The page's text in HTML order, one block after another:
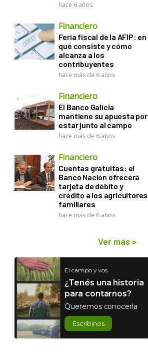
hace 6 años
Financiero
Feria fiscal de la AFIP: en
qué consiste y cómo
alcanza a los
contribuyentes
hace más de 6 años
Financiero
El Banco Galicia
mantiene su apuesta por
estar junto al campo
hace más de 6 años
Financiero
Cuentas gratuitas: el
Banco Nación ofrecerá
tarjeta de débito y
crédito a los agricultores
familiares
hace más de 6 años
Ver más >
El campo y vos
¿Tenés una historia
para contarnos?
Queremos conocerla
Escribinos